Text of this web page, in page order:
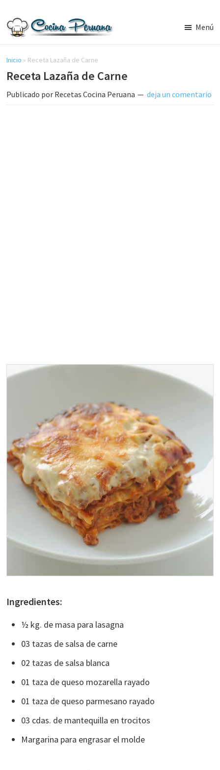
contenido
lateral
principal
Cocina
Peruana,
Recetas
de
Comida
Menú
Inicio » Receta Lazaña de Carne
Receta Lazaña de Carne
Publicado por Recetas Cocina Peruana deja un comentario
Ingredientes:
½ kg. de masa para lasagna
03 tazas de salsa de carne
02 tazas de salsa blanca
01 taza de queso mozarella rayado
01 taza de queso parmesano rayado
03 cdas. de mantequilla en trocitos
Margarina para engrasar el molde